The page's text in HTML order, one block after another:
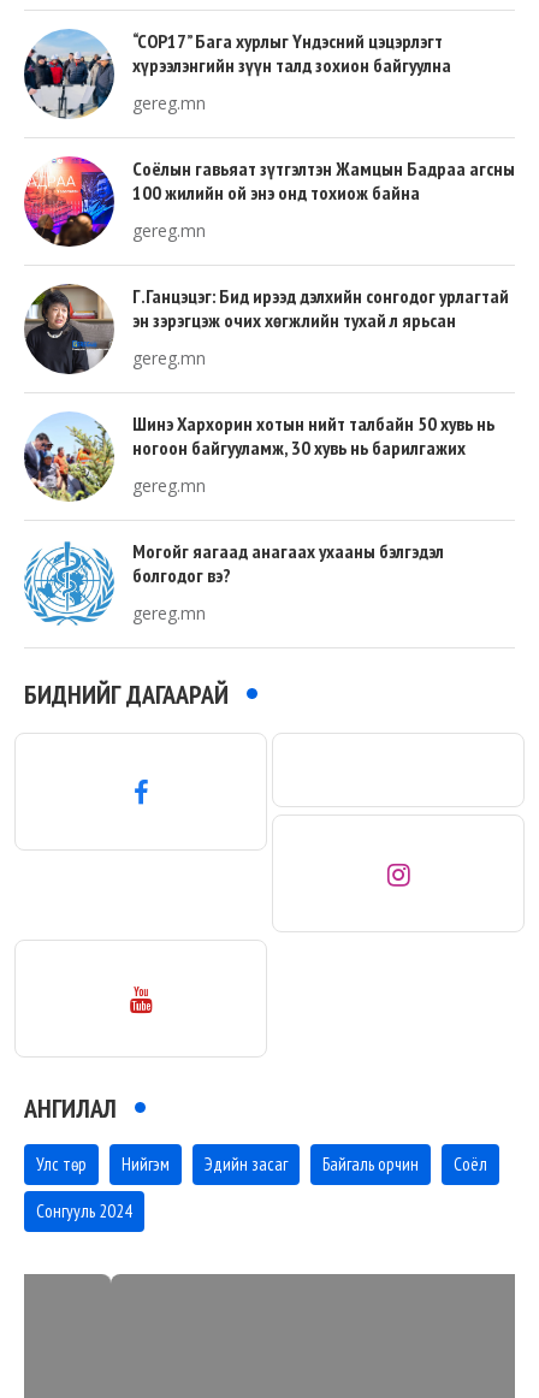
“COP17” Бага хурлыг Үндэсний цэцэрлэгт
хүрээлэнгийн зүүн талд зохион байгуулна
gereg.mn
Соёлын гавьяат зүтгэлтэн Жамцын Бадраа агсны
100 жилийн ой энэ онд тохиож байна
gereg.mn
Г.Ганцэцэг: Бид ирээд дэлхийн сонгодог урлагтай
эн зэрэгцэж очих хөгжлийн тухай л ярьсан
gereg.mn
Шинэ Хархорин хотын нийт талбайн 50 хувь нь
ногоон байгууламж, 30 хувь нь барилгажих
gereg.mn
Могойг яагаад анагаах ухааны бэлгэдэл
болгодог вэ?
gereg.mn
БИДНИЙГ ДАГААРАЙ
АНГИЛАЛ
Улс төр Нийгэм Эдийн засаг Байгаль орчин Соёл
Сонгууль 2024